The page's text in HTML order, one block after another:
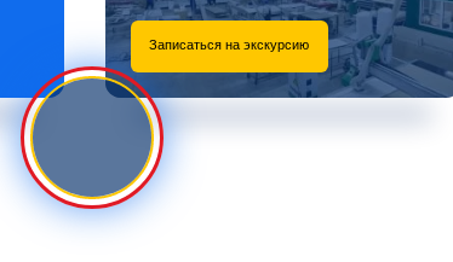
Записаться на экскурсию